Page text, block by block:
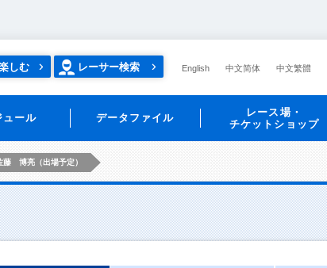
しむ レーサー検索 English 中文简体 中文繁體
ュール データファイル
レース場・
チケットショップ
藤 博亮（出場予定）